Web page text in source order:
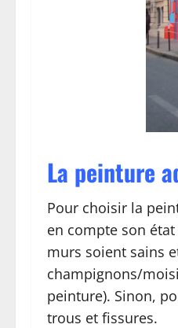
La peinture
Pour choisir la
en compte son
murs soient sains
champignons/
peinture). Sinon,
trous et fissures.